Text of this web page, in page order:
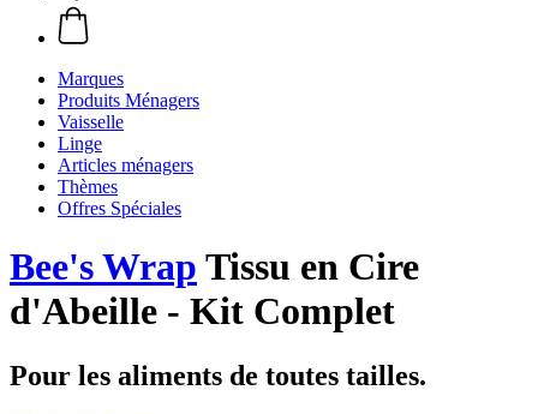
Marques
Produits Ménagers
Vaisselle
Linge
Articles ménagers
Thèmes
Offres Spéciales
Bee's Wrap Tissu en Cire
d'Abeille - Kit Complet
Pour les aliments de toutes tailles.